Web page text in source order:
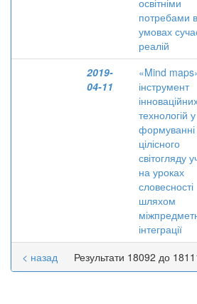
освітніми
потребами в
умовах
реалій
2019-
04-11
«Mind
інструмент
технологій у
формуванні
цілісного
світогляду
на уроках
словесності
шляхом
інтеграції
Результати 18092 до
< назад